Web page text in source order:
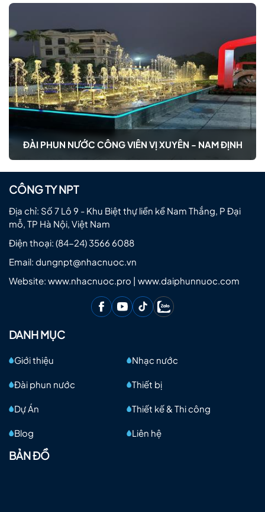
ĐÀI PHUN NƯỚC CÔNG VIÊN VỊ XUYÊN - NAM ĐỊNH
CÔNG TY NPT
Địa chỉ: Số 7 Lô 9 - Khu Biệt thự liền kề Nam Thắng, P Đại
mỗ, TP Hà Nội, Việt Nam
Điện thoại: (84-24) 3566 6088
Email: dungnpt@nhacnuoc.vn
Website: www.nhacnuoc.pro | www.daiphunnuoc.com
DANH MỤC
Giới thiệu Nhạc nước
Đài phun nước Thiết bị
Dự Án Thiết kế & Thi công
Blog Liên hệ
BẢN ĐỒ